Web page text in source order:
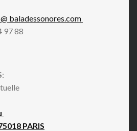
baladessonores.com
97 88
:
PARIS